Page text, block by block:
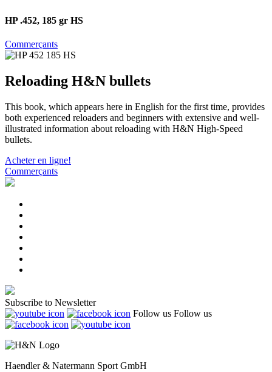
HP .452, 185 gr HS
Commerçants
Reloading H&N bullets
This book, which appears here in English for the first time, provides
both experienced reloaders and beginners with extensive and well-
illustrated information about reloading with H&N High-Speed
bullets.
Acheter en ligne!
Commerçants
Subscribe to Newsletter
Follow us Follow us
Haendler & Natermann Sport GmbH